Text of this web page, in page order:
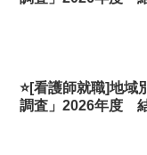
⭐[看護師就職]地域
調査」2026年度